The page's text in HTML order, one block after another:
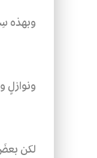
وبهذه
ونوازلٍ
لكن